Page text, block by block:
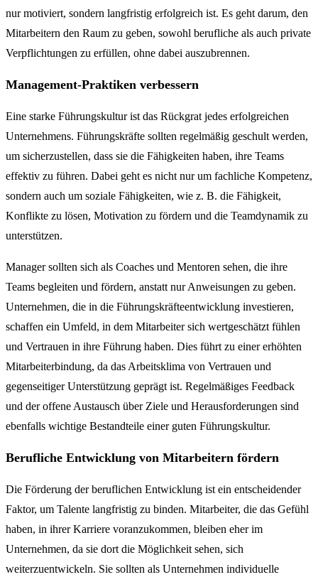
nur motiviert, sondern langfristig erfolgreich ist. Es geht darum, den
Mitarbeitern den Raum zu geben, sowohl berufliche als auch private
Verpflichtungen zu erfüllen, ohne dabei auszubrennen.
Management-Praktiken verbessern
Eine starke Führungskultur ist das Rückgrat jedes erfolgreichen
Unternehmens. Führungskräfte sollten regelmäßig geschult werden,
um sicherzustellen, dass sie die Fähigkeiten haben, ihre Teams
effektiv zu führen. Dabei geht es nicht nur um fachliche Kompetenz,
sondern auch um soziale Fähigkeiten, wie z. B. die Fähigkeit,
Konflikte zu lösen, Motivation zu fördern und die Teamdynamik zu
unterstützen.
Manager sollten sich als Coaches und Mentoren sehen, die ihre
Teams begleiten und fördern, anstatt nur Anweisungen zu geben.
Unternehmen, die in die Führungskräfteentwicklung investieren,
schaffen ein Umfeld, in dem Mitarbeiter sich wertgeschätzt fühlen
und Vertrauen in ihre Führung haben. Dies führt zu einer erhöhten
Mitarbeiterbindung, da das Arbeitsklima von Vertrauen und
gegenseitiger Unterstützung geprägt ist. Regelmäßiges Feedback
und der offene Austausch über Ziele und Herausforderungen sind
ebenfalls wichtige Bestandteile einer guten Führungskultur.
Berufliche Entwicklung von Mitarbeitern fördern
Die Förderung der beruflichen Entwicklung ist ein entscheidender
Faktor, um Talente langfristig zu binden. Mitarbeiter, die das Gefühl
haben, in ihrer Karriere voranzukommen, bleiben eher im
Unternehmen, da sie dort die Möglichkeit sehen, sich
weiterzuentwickeln. Sie sollten als Unternehmen individuelle